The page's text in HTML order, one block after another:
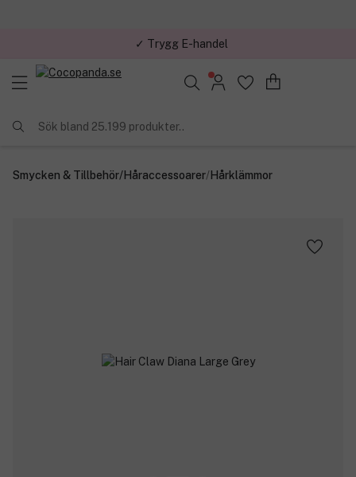
✓ Trygg E-handel
Sök bland 25.199 produkter..
Smycken & Tillbehör/Håraccessoarer/Hårklämmor